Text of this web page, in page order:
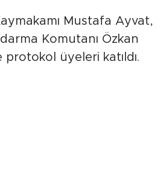
Mustafa Ayvat,
Komutanı Özkan
protokol üyeleri katıldı.